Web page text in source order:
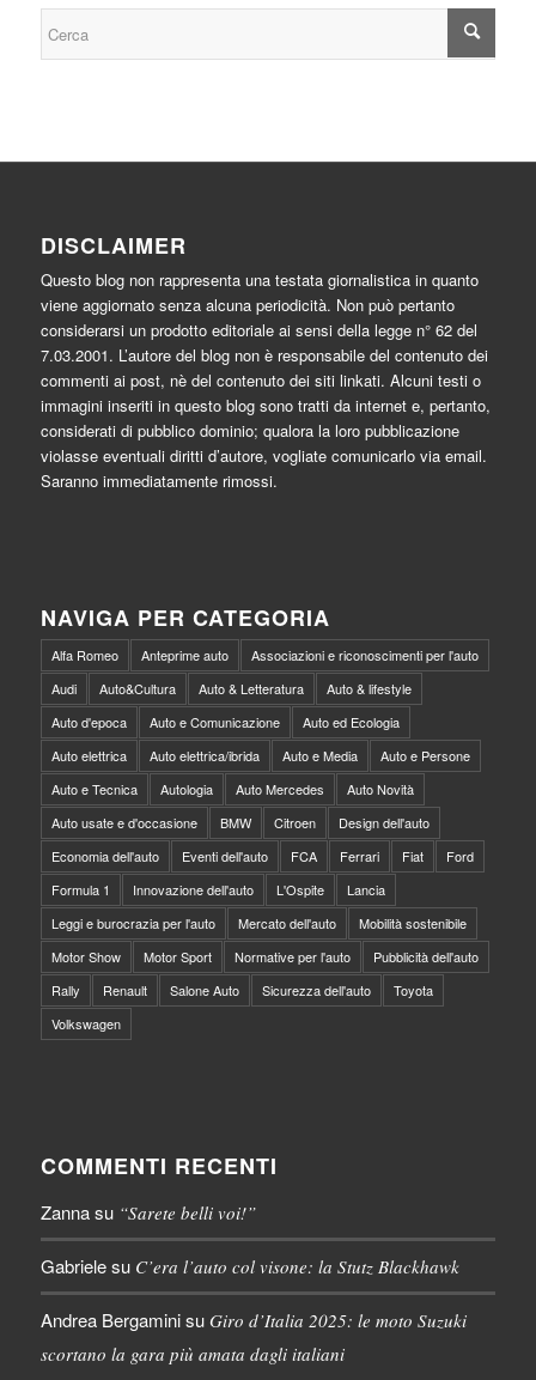
DISCLAIMER
Questo blog non rappresenta una testata giornalistica in quanto
viene aggiornato senza alcuna periodicità. Non può pertanto
considerarsi un prodotto editoriale ai sensi della legge n° 62 del
7.03.2001. L’autore del blog non è responsabile del contenuto dei
commenti ai post, nè del contenuto dei siti linkati. Alcuni testi o
immagini inseriti in questo blog sono tratti da internet e, pertanto,
considerati di pubblico dominio; qualora la loro pubblicazione
violasse eventuali diritti d’autore, vogliate comunicarlo via email.
Saranno immediatamente rimossi.
NAVIGA PER CATEGORIA
Alfa Romeo Anteprime auto
Associazioni e riconoscimenti per l'auto
Audi
Auto&Cultura Auto & Letteratura
Auto & lifestyle
Auto d'epoca
Auto e Comunicazione
Auto ed Ecologia
Auto elettrica
Auto elettrica/ibrida Auto e Media
Auto e Persone
Auto e Tecnica
Autologia Auto Mercedes
Auto Novità
Auto usate e d'occasione
BMW Citroen
Design dell'auto
Economia dell'auto
Eventi dell'auto FCA Ferrari Fiat
Ford
Formula 1
Innovazione dell'auto L'Ospite
Lancia
Leggi e burocrazia per l'auto
Mercato dell'auto
Mobilità sostenibile
Motor Show
Motor Sport Normative per l'auto
Pubblicità dell'auto
Rally
Renault Salone Auto Sicurezza dell'auto
Toyota
Volkswagen
COMMENTI RECENTI
Zannasu “Sarete belli voi!”
Gabrielesu C’era l’auto col visone: la Stutz Blackhawk
Andrea Bergaminisu Giro d’Italia 2025: le moto Suzuki
scortano la gara più amata dagli italiani